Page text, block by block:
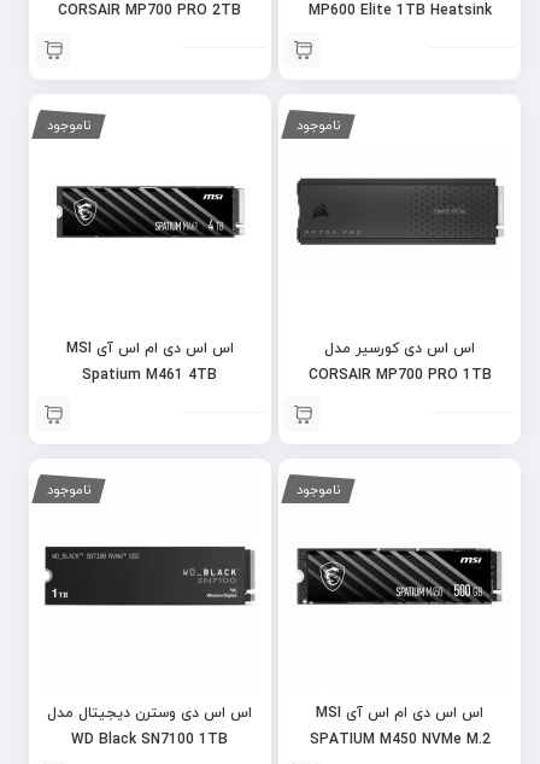
MP600 Elite 1TB Heatsink
CORSAIR MP700 PRO 2TB
ناموجود
اس اس دی کورسیر مدل
CORSAIR MP700 PRO 1TB
ناموجود
اس اس دی ام اس آی MSI
Spatium M461 4TB
ناموجود
اس اس دی ام اس آی MSI
SPATIUM M450 NVMe M.2
ناموجود
اس اس دی وسترن دیجیتال مدل
WD Black SN7100 1TB